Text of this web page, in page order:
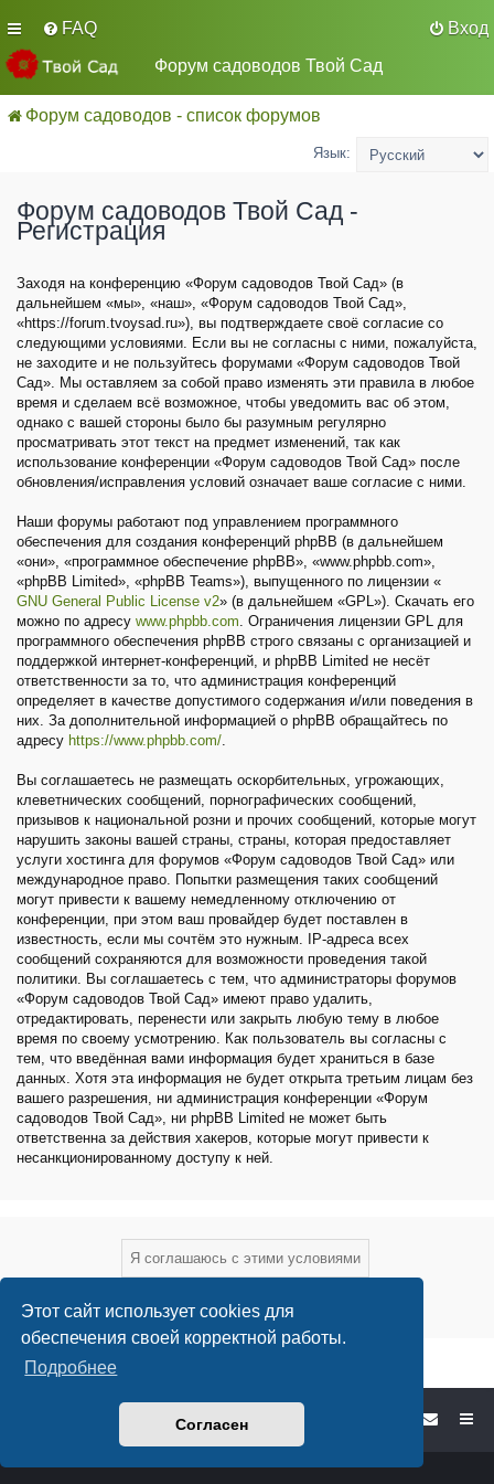
Этот сайт использует cookies для
обеспечения своей корректной работы.
Подробнее
Согласен
FAQ
Вход
Форум садоводов Твой Сад
Форум садоводов - список форумов
Язык:
Форум садоводов Твой Сад -
Регистрация
Заходя на конференцию «Форум садоводов Твой Сад» (в
дальнейшем «мы», «наш», «Форум садоводов Твой Сад»,
«https://forum.tvoysad.ru»), вы подтверждаете своё согласие со
следующими условиями. Если вы не согласны с ними, пожалуйста,
не заходите и не пользуйтесь форумами «Форум садоводов Твой
Сад». Мы оставляем за собой право изменять эти правила в любое
время и сделаем всё возможное, чтобы уведомить вас об этом,
однако с вашей стороны было бы разумным регулярно
просматривать этот текст на предмет изменений, так как
использование конференции «Форум садоводов Твой Сад» после
обновления/исправления условий означает ваше согласие с ними.
Наши форумы работают под управлением программного
обеспечения для создания конференций phpBB (в дальнейшем
«они», «программное обеспечение phpBB», «www.phpbb.com»,
«phpBB Limited», «phpBB Teams»), выпущенного по лицензии «
GNU General Public License v2» (в дальнейшем «GPL»). Скачать его
можно по адресу www.phpbb.com. Ограничения лицензии GPL для
программного обеспечения phpBB строго связаны с организацией и
поддержкой интернет-конференций, и phpBB Limited не несёт
ответственности за то, что администрация конференций
определяет в качестве допустимого содержания и/или поведения в
них. За дополнительной информацией о phpBB обращайтесь по
адресу https://www.phpbb.com/.
Вы соглашаетесь не размещать оскорбительных, угрожающих,
клеветнических сообщений, порнографических сообщений,
призывов к национальной розни и прочих сообщений, которые могут
нарушить законы вашей страны, страны, которая предоставляет
услуги хостинга для форумов «Форум садоводов Твой Сад» или
международное право. Попытки размещения таких сообщений
могут привести к вашему немедленному отключению от
конференции, при этом ваш провайдер будет поставлен в
известность, если мы сочтём это нужным. IP-адреса всех
сообщений сохраняются для возможности проведения такой
политики. Вы соглашаетесь с тем, что администраторы форумов
«Форум садоводов Твой Сад» имеют право удалить,
отредактировать, перенести или закрыть любую тему в любое
время по своему усмотрению. Как пользователь вы согласны с
тем, что введённая вами информация будет храниться в базе
данных. Хотя эта информация не будет открыта третьим лицам без
вашего разрешения, ни администрация конференции «Форум
садоводов Твой Сад», ни phpBB Limited не может быть
ответственна за действия хакеров, которые могут привести к
несанкционированному доступу к ней.
Форум садоводов - список форумов